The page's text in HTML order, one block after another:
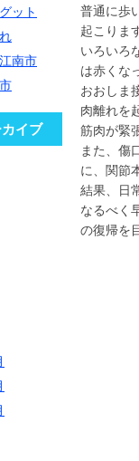
普通に歩
起こりま
いろいろ
は赤くな
おおしま
肉離れを
筋肉が緊
また、傷
に、関節
結果、日
なるべく
の復帰を
ット
南市
イブ